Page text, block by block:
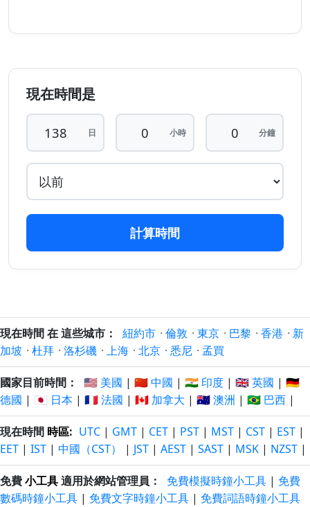
以前
以後
137 日
以前
22/3/2026
以後
以前
21/3/2026
以後
22/12/2026
139 日
20/3/2026 23/12/2026
以前
140 日
以後
142 日
以前
17/3/2026
142 日
以後
26/12/2026
143 日
以前
16/3/2026
143 日
以後
27/12/2026
144 日
以前
15/3/2026
144 日
以後
28/12/2026
145 日
以前
14/3/2026
145 日
以後
29/12/2026
現在時間是
日 小時 分鐘
計算時間
現在時間 在 這些城市： 紐約市 · 倫敦 · 東京 · 巴黎 · 香港 · 新
加坡 · 杜拜 · 洛杉磯 · 上海 · 北京 · 悉尼 · 孟買
國家目前時間： 🇺🇸 美國 | 🇨🇳 中國 | 🇮🇳 印度 | 🇬🇧 英國 | 🇩🇪
德國 | 🇯🇵 日本 | 🇫🇷 法國 | 🇨🇦 加拿大 | 🇦🇺 澳洲 | 🇧🇷 巴西 |
現在時間 時區: UTC | GMT | CET | PST | MST | CST | EST |
EET | IST | 中國（CST） | JST | AEST | SAST | MSK | NZST |
免費小工具適用於網站管理員： 免費模擬時鐘小工具 | 免費
數碼時鐘小工具 | 免費文字時鐘小工具 | 免費詞語時鐘小工具